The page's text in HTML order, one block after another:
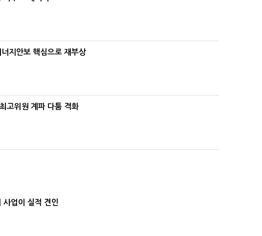
지안보 핵심으로 재부상
고위원 계파 다툼 격화
업이 실적 견인